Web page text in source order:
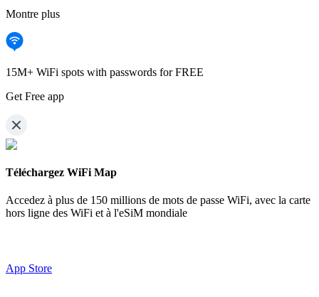
Montre plus
15M+ WiFi spots with passwords for FREE
Get Free app
Téléchargez WiFi Map
Accedez à plus de 150 millions de mots de passe WiFi, avec la carte
hors ligne des WiFi et à l'eSiM mondiale
App Store